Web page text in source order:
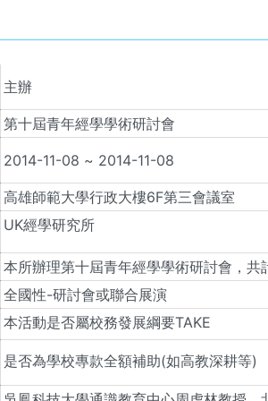
主辦
第十屆青年經學學術研討會
2014-11-08 ~ 2014-11-08
高雄師範大學行政大樓6F第三會議室
UK經學研究所
本所辦理第十屆青年經學學術研討會，共
全國性-研討會或聯合展演
本活動是否屬校務發展綱要TAKE
是否為學校專款全額補助(如高教深耕等)